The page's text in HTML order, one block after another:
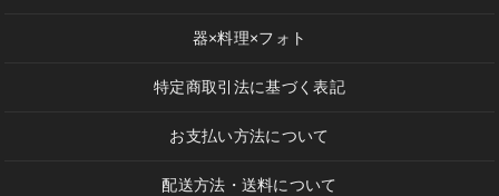
器×料理×フォト
特定商取引法に基づく表記
お支払い方法について
配送方法・送料について